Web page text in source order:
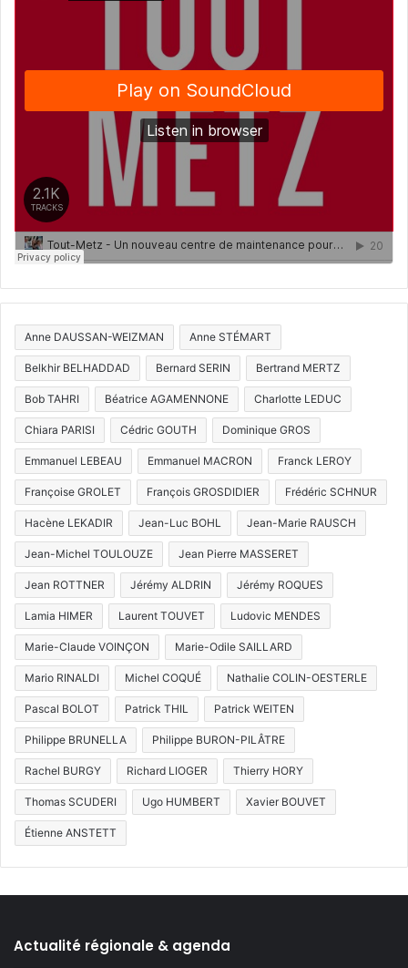
Anne DAUSSAN-WEIZMAN Anne STÉMART
Belkhir BELHADDAD Bernard SERIN Bertrand MERTZ
Bob TAHRI Béatrice AGAMENNONE Charlotte LEDUC
Chiara PARISI Cédric GOUTH Dominique GROS
Emmanuel LEBEAU Emmanuel MACRON Franck LEROY
Françoise GROLET François GROSDIDIER Frédéric SCHNUR
Hacène LEKADIR Jean-Luc BOHL Jean-Marie RAUSCH
Jean-Michel TOULOUZE Jean Pierre MASSERET
Jean ROTTNER Jérémy ALDRIN Jérémy ROQUES
Lamia HIMER Laurent TOUVET Ludovic MENDES
Marie-Claude VOINÇON Marie-Odile SAILLARD
Mario RINALDI Michel COQUÉ Nathalie COLIN-OESTERLE
Pascal BOLOT Patrick THIL Patrick WEITEN
Philippe BRUNELLA Philippe BURON-PILÂTRE
Rachel BURGY Richard LIOGER Thierry HORY
Thomas SCUDERI Ugo HUMBERT Xavier BOUVET
Étienne ANSTETT
Actualité régionale & agenda